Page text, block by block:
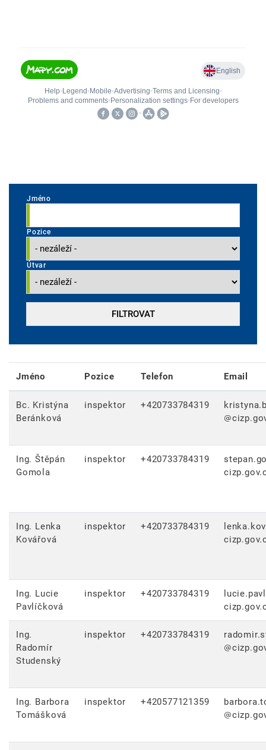
Jméno
Pozice
Útvar
Jméno Pozice Telefon Email
Bc. Kristýna
Beránková
inspektor +420733784319
Ing. Štěpán
Gomola
inspektor +420733784319
Ing. Lenka
Kovářová
inspektor +420733784319
Ing. Lucie
Pavlíčková
inspektor +420733784319
Ing.
Radomír
Studenský
inspektor +420733784319
Ing. Barbora
Tomášková
inspektor +420577121359